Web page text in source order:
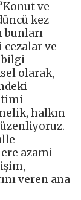
ve
kez
bunları
ve
bilgi
olarak,
halkın
azami
veren ana